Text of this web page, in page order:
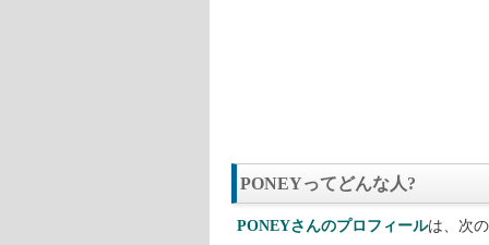
PONEYってどんな人?
PONEYさんのプロフィールは、次